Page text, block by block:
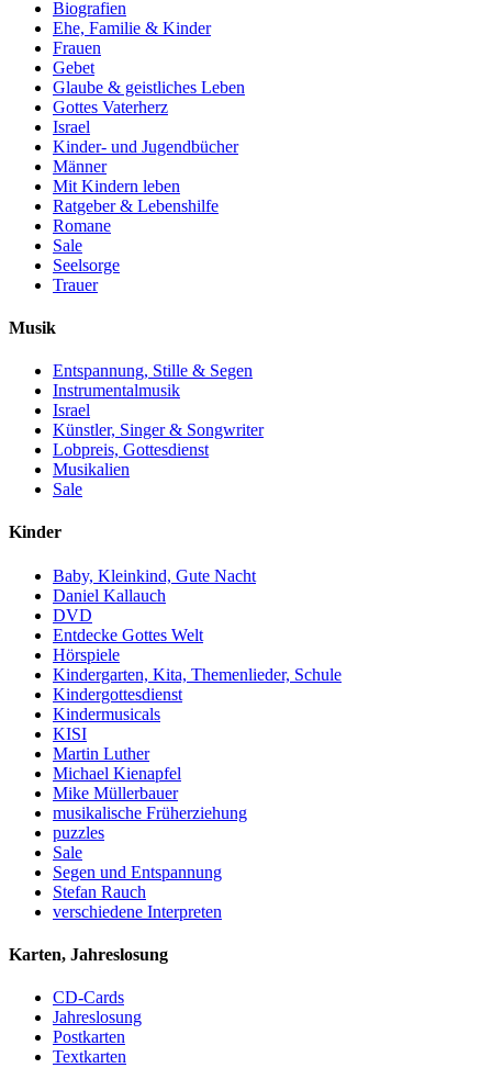
Biografien
Ehe, Familie & Kinder
Frauen
Gebet
Glaube & geistliches Leben
Gottes Vaterherz
Israel
Kinder- und Jugendbücher
Männer
Mit Kindern leben
Ratgeber & Lebenshilfe
Romane
Sale
Seelsorge
Trauer
Musik
Entspannung, Stille & Segen
Instrumentalmusik
Israel
Künstler, Singer & Songwriter
Lobpreis, Gottesdienst
Musikalien
Sale
Kinder
Baby, Kleinkind, Gute Nacht
Daniel Kallauch
DVD
Entdecke Gottes Welt
Hörspiele
Kindergarten, Kita, Themenlieder, Schule
Kindergottesdienst
Kindermusicals
KISI
Martin Luther
Michael Kienapfel
Mike Müllerbauer
musikalische Früherziehung
puzzles
Sale
Segen und Entspannung
Stefan Rauch
verschiedene Interpreten
Karten, Jahreslosung
CD-Cards
Jahreslosung
Postkarten
Textkarten